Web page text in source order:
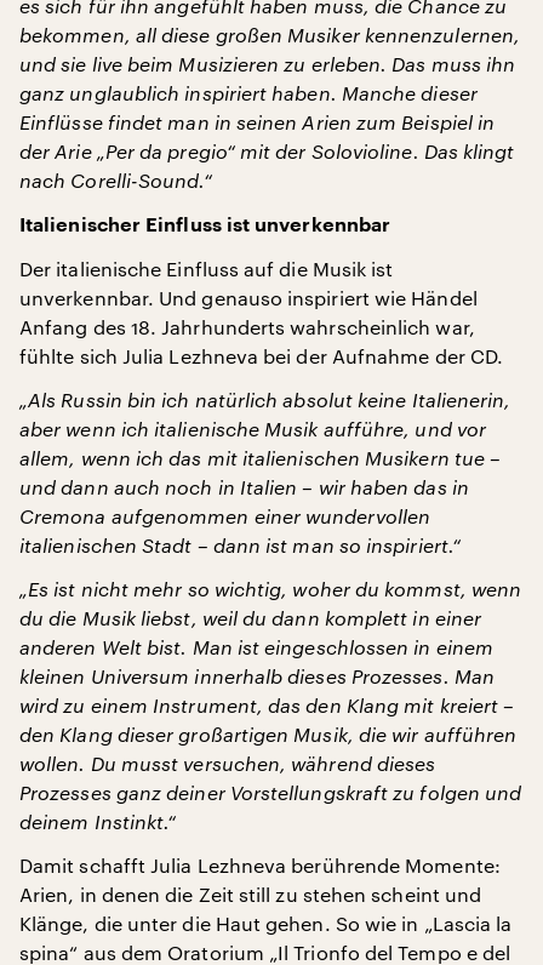
es sich für ihn angefühlt haben muss, die Chance zu
bekommen, all diese großen Musiker kennenzulernen,
und sie live beim Musizieren zu erleben. Das muss ihn
ganz unglaublich inspiriert haben. Manche dieser
Einflüsse findet man in seinen Arien zum Beispiel in
der Arie „Per da pregio“ mit der Solovioline. Das klingt
nach Corelli-Sound.“
Italienischer Einfluss ist unverkennbar
Der italienische Einfluss auf die Musik ist
unverkennbar. Und genauso inspiriert wie Händel
Anfang des 18. Jahrhunderts wahrscheinlich war,
fühlte sich Julia Lezhneva bei der Aufnahme der CD.
„Als Russin bin ich natürlich absolut keine Italienerin,
aber wenn ich italienische Musik aufführe, und vor
allem, wenn ich das mit italienischen Musikern tue –
und dann auch noch in Italien – wir haben das in
Cremona aufgenommen einer wundervollen
italienischen Stadt – dann ist man so inspiriert.“
„Es ist nicht mehr so wichtig, woher du kommst, wenn
du die Musik liebst, weil du dann komplett in einer
anderen Welt bist. Man ist eingeschlossen in einem
kleinen Universum innerhalb dieses Prozesses. Man
wird zu einem Instrument, das den Klang mit kreiert –
den Klang dieser großartigen Musik, die wir aufführen
wollen. Du musst versuchen, während dieses
Prozesses ganz deiner Vorstellungskraft zu folgen und
deinem Instinkt.“
Damit schafft Julia Lezhneva berührende Momente:
Arien, in denen die Zeit still zu stehen scheint und
Klänge, die unter die Haut gehen. So wie in „Lascia la
spina“ aus dem Oratorium „Il Trionfo del Tempo e del